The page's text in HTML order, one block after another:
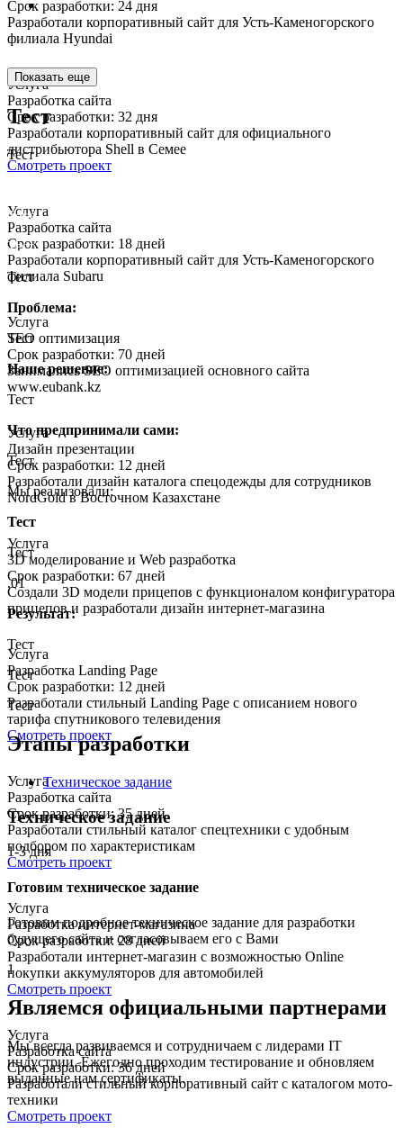
Срок разработки: 24 дня
Разработали корпоративный сайт для Усть-Каменогорского
филиала Hyundai
Услуга
Разработка сайта
Срок разработки: 32 дня
Разработали корпоративный сайт для официального
дистрибьютора Shell в Семее
Смотреть проект
Услуга
Разработка сайта
Срок разработки: 18 дней
Разработали корпоративный сайт для Усть-Каменогорского
филиала Subaru
Услуга
SEO оптимизация
Срок разработки: 70 дней
Занимались SEO оптимизацией основного сайта
www.eubank.kz
Услуга
Дизайн презентации
Срок разработки: 12 дней
Разработали дизайн каталога спецодежды для сотрудников
NordGold в Восточном Казахстане
Услуга
3D моделирование и Web разработка
Срок разработки: 67 дней
Создали 3D модели прицепов с функционалом конфигуратора
прицепов и разработали дизайн интернет-магазина
Услуга
Разработка Landing Page
Срок разработки: 12 дней
Разработали стильный Landing Page с описанием нового
тарифа спутникового телевидения
Смотреть проект
Услуга
Разработка сайта
Срок разработки: 35 дней
Разработали стильный каталог спецтехники с удобным
подбором по характеристикам
Смотреть проект
Услуга
Разработка интернет-магазина
Срок разработки: 28 дней
Разработали интернет-магазин с возможностью Online
покупки аккумуляторов для автомобилей
Смотреть проект
Услуга
Разработка сайта
Срок разработки: 36 дней
Разработали стильный корпоративный сайт с каталогом мото-
техники
Смотреть проект
Показать еще
Тест
Тест
Тест
Тест
Тест
Проблема:
Тест
Наше решение:
Тест
Что предпринимали сами:
Тест
Мы реализовали:
Тест
Тест
.01
Результат:
Тест
Тест
Тест
Этапы разработки
Техническое задание
Техническое задание
1-3 дня
Готовим техническое задание
Готовим подробное техническое задание для разработки
будущего сайта и согласовываем его с Вами
1
Являемся официальными партнерами
Мы всегда развиваемся и сотрудничаем с лидерами IT
индустрии. Ежегодно проходим тестирование и обновляем
выданные нам сертификаты.